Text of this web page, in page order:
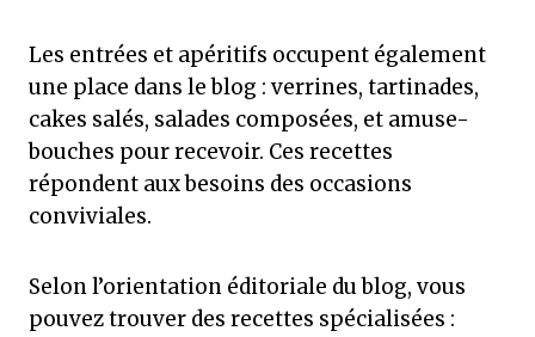
Les entrées et apéritifs occupent également
une place dans le blog : verrines, tartinades,
cakes salés, salades composées, et amuse-
bouches pour recevoir. Ces recettes
répondent aux besoins des occasions
conviviales.
Selon l’orientation éditoriale du blog, vous
pouvez trouver des recettes spécialisées :